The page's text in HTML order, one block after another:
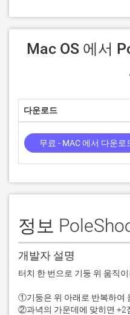
다운로드
무료 - MAC 에서 다운로
정보
개발자 설명
터치 한 번으로 기둥 위 움직
①기둥은 위 아래로 반복하여
②과녁의 가운데에 맞히면 +2